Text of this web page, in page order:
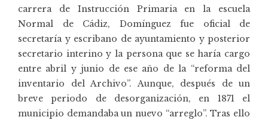
carrera de Instrucción Primaria en la escuela
Normal de Cádiz, Domínguez fue oficial de
secretaría y escribano de ayuntamiento y posterior
secretario interino y la persona que se haría cargo
entre abril y junio de ese año de la “reforma del
inventario del Archivo”. Aunque, después de un
breve periodo de desorganización, en 1871 el
municipio demandaba un nuevo “arreglo”. Tras ello